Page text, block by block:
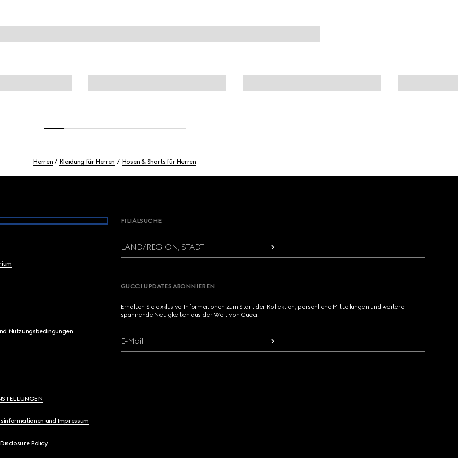
Herren Kleidung für Herren Hosen & Shorts für Herren
Nutzungsbedingungen
und Impressum
Policy
FILIALSUCHE
LAND/REGION, STADT
GUCCI UPDATES ABONNIEREN
Erhalten Sie exklusive Informationen zum Start der Kollektion, persönliche Mitteilungen und weitere
spannende Neuigkeiten aus der Welt von Gucci.
E-Mail